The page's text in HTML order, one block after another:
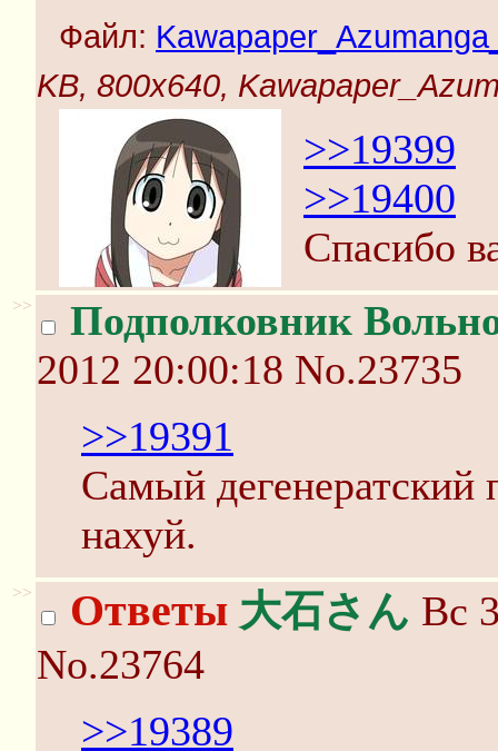
Файл:
KB, 800x640,
>>19399
>>19400
Спасибо
>>
Подполковник
2012 20:00:18 No.23735
>>19391
Самый
нахуй.
>> Ответы 大石さん Вс
No.23764
>>19389